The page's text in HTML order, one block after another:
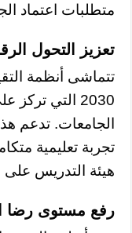
متطلبات اعتماد
تعزيز التحول
تتماشى أنظمة
2030 التي
الجامعات. تدعم
تجربة تعليمية
هيئة التدريس
رفع مستوى رضا